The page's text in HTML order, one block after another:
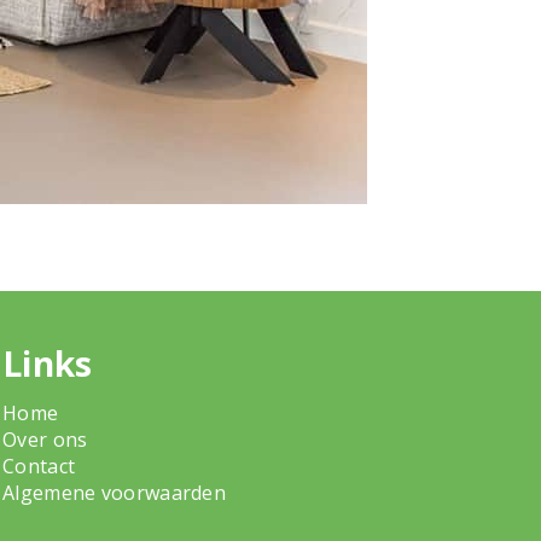
Links
Home
Over ons
Contact
Algemene voorwaarden